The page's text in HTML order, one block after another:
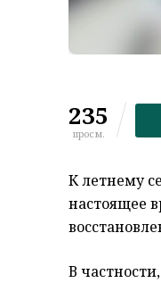
235
просм.
К летнему
настоящее
В